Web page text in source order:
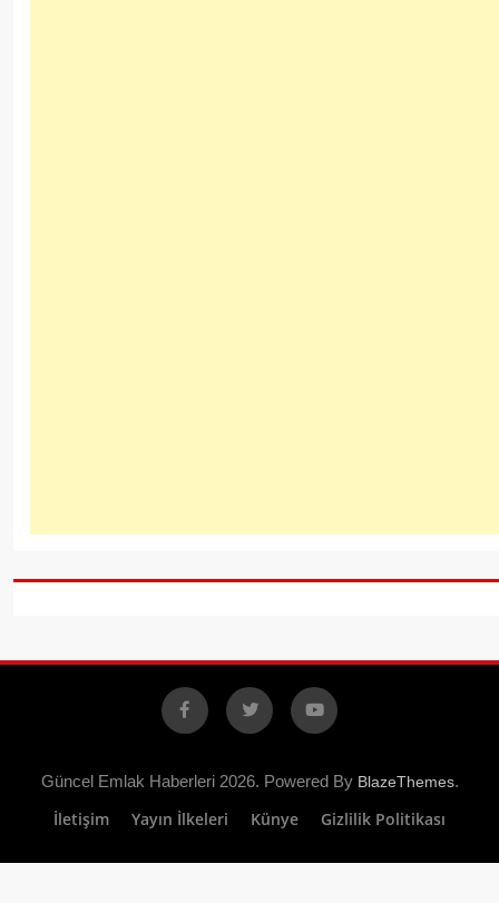
Facebook
X YouTube
Güncel Emlak Haberleri 2026. Powered By BlazeThemes.
İletişim Yayın İlkeleri Künye Gizlilik Politikası